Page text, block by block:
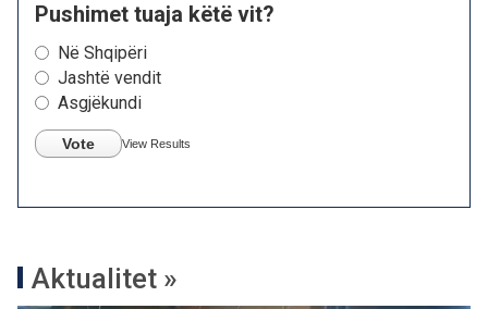
Pushimet tuaja këtë vit?
Në Shqipëri
Jashtë vendit
Asgjëkundi
Vote View Results
Aktualitet »